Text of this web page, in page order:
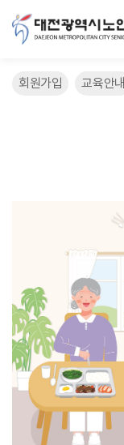
행복식당 1 페이지
회원가입 교육안내